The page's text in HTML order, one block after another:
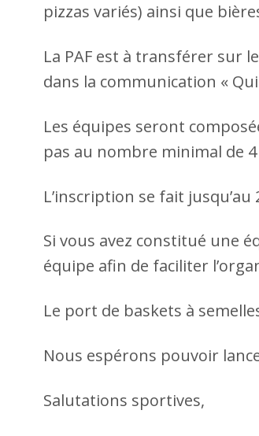
pizzas variés) ainsi que
La PAF est à transférer sur
dans la communication «
Les équipes seront
pas au nombre minimal de
L’inscription se fait
Si vous avez constitué une
équipe afin de faciliter
Le port de baskets à
Nous espérons pouvoir
Salutations sportives,